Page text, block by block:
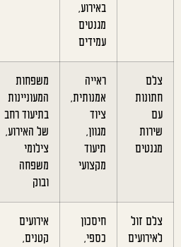
באירוע,
מגנטים
עמידים
צלם
חתונות
עם
שירות
מגנטים
ראייה
אמנותית,
ציוד
מגוון,
תיעוד
מקצועי
משפחות
המעוניינות
בתיעוד רחב
של האירוע,
צילומי
משפחה
ובוק
צלם זול
לאירועים
חיסכון
כספי,
אירועים
קטנים,